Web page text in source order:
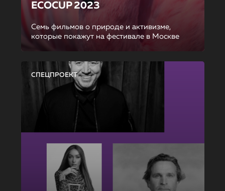
ECOCUP 2023
Семь фильмов о природе и активизме,
которые покажут на фестивале в Москве
СПЕЦПРОЕКТ